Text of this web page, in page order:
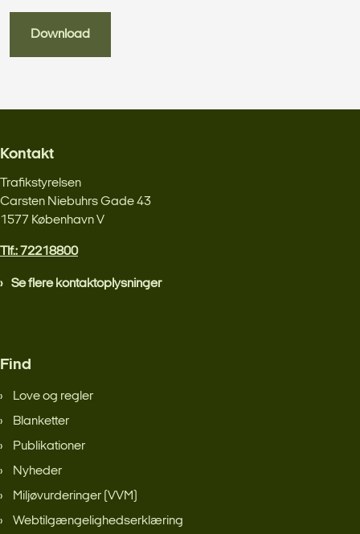
Download
Kontakt
Trafikstyrelsen
Carsten Niebuhrs Gade 43
1577 København V
Tlf.: 72218800
Se flere kontaktoplysninger
Find
Love og regler
Blanketter
Publikationer
Nyheder
Miljøvurderinger (VVM)
Webtilgængelighedserklæring